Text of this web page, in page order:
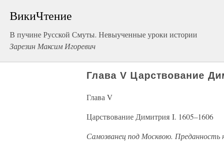
ВикиЧтение
В пучине Русской Смуты. Невыученные уроки истории
Зарезин Максим Игоревич
Глава V Царствование
Глава V
Царствование Димитрия I. 1605–1606
Самозванец под Москвою.